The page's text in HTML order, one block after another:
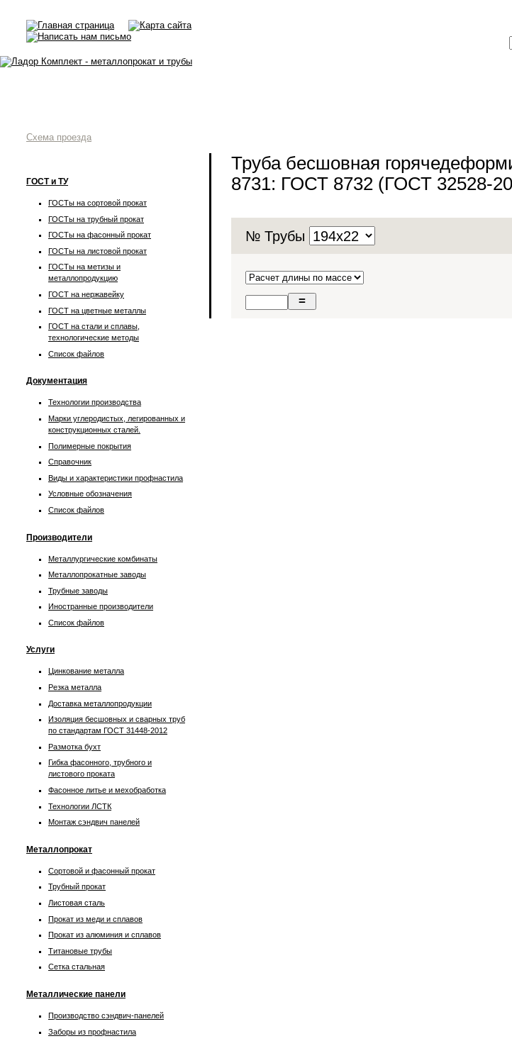
Схема проезда
ГОСТ и ТУ
ГОСТы на сортовой прокат
ГОСТы на трубный прокат
ГОСТы на фасонный прокат
ГОСТы на листовой прокат
ГОСТы на метизы и
металлопродукцию
ГОСТ на нержавейку
ГОСТ на цветные металлы
ГОСТ на стали и сплавы,
технологические методы
Список файлов
Документация
Технологии производства
Марки углеродистых, легированных и
конструкционных сталей.
Полимерные покрытия
Справочник
Виды и характеристики профнастила
Условные обозначения
Список файлов
Производители
Металлургические комбинаты
Металлопрокатные заводы
Трубные заводы
Иностранные производители
Список файлов
Услуги
Цинкование металла
Резка металла
Доставка металлопродукции
Изоляция бесшовных и сварных труб
по стандартам ГОСТ 31448-2012
Размотка бухт
Гибка фасонного, трубного и
листового проката
Фасонное литье и мехобработка
Технологии ЛСТК
Монтаж сэндвич панелей
Металлопрокат
Сортовой и фасонный прокат
Трубный прокат
Листовая сталь
Прокат из меди и сплавов
Прокат из алюминия и сплавов
Титановые трубы
Сетка стальная
Металлические панели
Производство сэндвич-панелей
Заборы из профнастила
Труба бесшовная
8731: ГОСТ 8732 (ГОСТ 32528-
№ Трубы